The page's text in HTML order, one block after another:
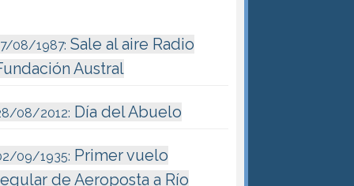
08/1987: Sale al aire Radio
Austral
08/2012: Día del Abuelo
09/1935: Primer vuelo
de Aeroposta a Río